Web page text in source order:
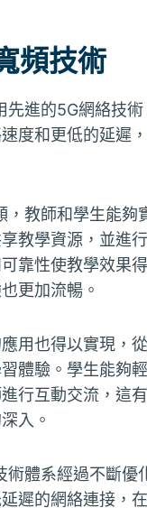
頻技術
先進的5G網絡技
度和更低的延遲
，教師和學生能夠
教學資源，並進
靠性使教學效果
更加流暢。
用也得以實現，
體驗。學生能夠
行互動交流，這
入。
術體系經過不斷優
遲的網絡連接，